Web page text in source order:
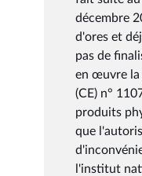
décembre
d'ores et
pas de
en œuvre la
(CE) n°
produits
que
l'institut